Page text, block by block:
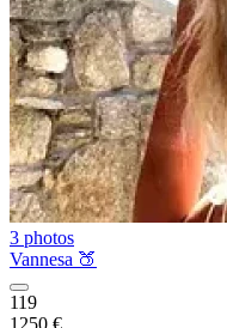
3 photos
Vannesa 🍑
119
1250 €